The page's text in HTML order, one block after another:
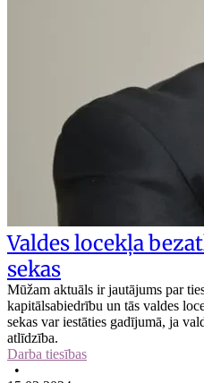
Valdes locekļa
sekas
Mūžam aktuāls ir jautājums par
kapitālsabiedrību un tās valdes
sekas var iestāties gadījumā, ja
atlīdzība.
Darba tiesības
•